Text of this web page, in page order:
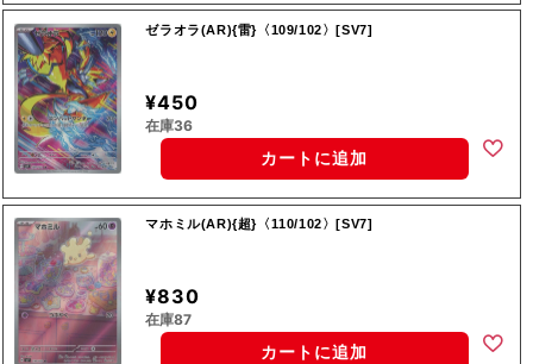
ゼラオラ(AR){雷}〈109/102〉[SV7]
¥450
在庫36
カートに追加
マホミル(AR){超}〈110/102〉[SV7]
¥830
在庫87
カートに追加